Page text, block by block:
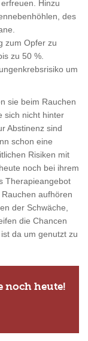
Hinzu
des
zum Opfer zu
zu 50 %.
um
sie beim Rauchen
sich nicht hinter
Abstinenz sind
schon eine
Risiken mit
noch bei ihrem
Therapieangebot
aufhören
der Schwäche,
die Chancen
da um genutzt zu
noch heute!